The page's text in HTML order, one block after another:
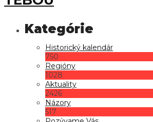
Historický kalendár
750
Regióny
1028
Aktuality
2426
Názory
517